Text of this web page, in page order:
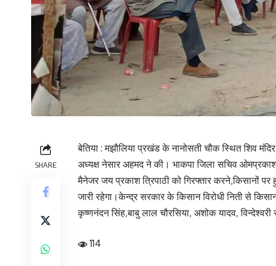
SHARE
बेतिया : मझौलिया प्रखंड के नानोसती चौक स्थित शिव
अध्यक्ष नेसार अहमद ने की। भाकपा जिला सचिव ओमप्रकाश
मैनेजर जय प्रकाश त्रिपाठी को गिरफ्तार करने,किसानों
जारी रहेगा।केन्द्र सरकार के किसान विरोधी निती से
कृष्णनंदन सिंह,बाबु लाल चौरसिया, अशोक यादव,
114